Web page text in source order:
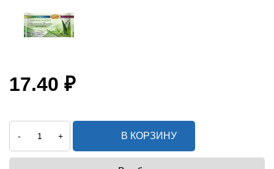
17.40 ₽
- + В КОРЗИНУ